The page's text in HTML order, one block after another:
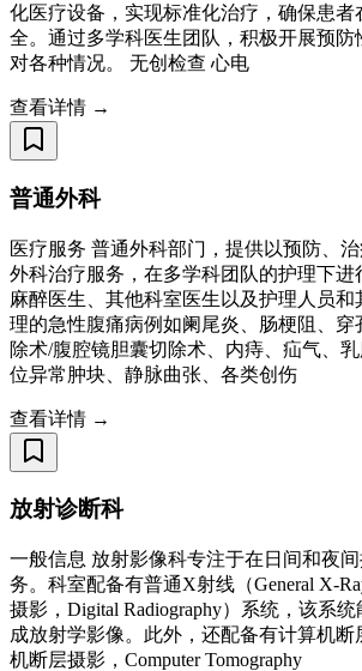
化医疗设备，实现标准化治疗，确保患者
全。通过多学科医生团队，积极开展预防
对各种情况。 无创检查 心电
查看详情 →
普通外科
医疗服务 普通外科部门，提供以预防、
外科治疗服务，在多学科团队的护理下进
麻醉医生、其他科室医生以及护理人员和
理的急性腹痛病例如阑尾炎、肠梗阻、穿
除术/腹腔镜胆囊切除术、内痔、疝气、
位异常肿块、静脉曲张、各类创伤
查看详情 →
放射诊断科
一般信息 放射影像科专注于在日间和夜
务。科室配备有普通X射线（General X-
摄影，Digital Radiography）系统，该系
成放射学影像。此外，还配备有计算机
机断层摄影，Computer Tomography